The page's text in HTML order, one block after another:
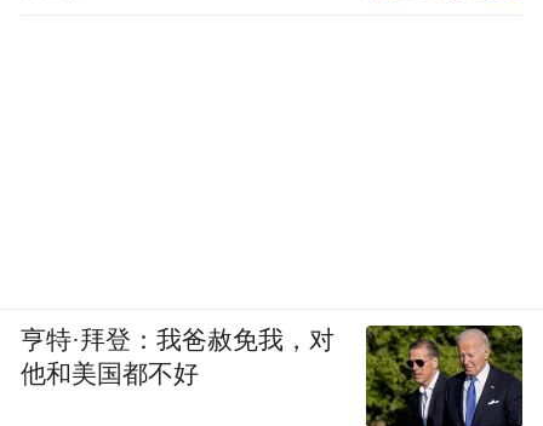
亨特·拜登：我爸赦免我，对
他和美国都不好